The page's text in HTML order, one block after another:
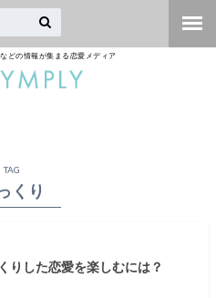
どの情報が集まる恋愛メディア
TAG
くり
りした恋愛を楽しむには？